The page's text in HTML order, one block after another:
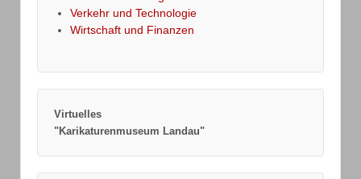
Verkehr und Technologie
Wirtschaft und Finanzen
Virtuelles
"Karikaturenmuseum Landau"